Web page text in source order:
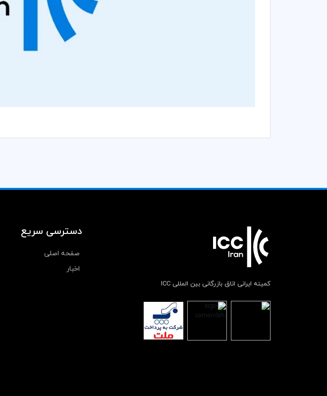
کمیته ایرانی اتاق بازرگانی بین المللی ICC
دسترسی سریع
صفحه اصلی
اخبار